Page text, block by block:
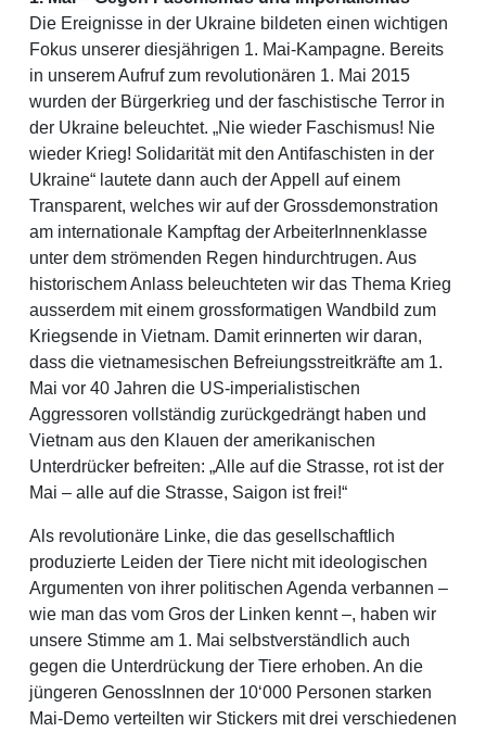
Die Ereignisse in der Ukraine bildeten einen wichtigen
Fokus unserer diesjährigen 1. Mai-Kampagne. Bereits
in unserem Aufruf zum revolutionären 1. Mai 2015
wurden der Bürgerkrieg und der faschistische Terror in
der Ukraine beleuchtet. „Nie wieder Faschismus! Nie
wieder Krieg! Solidarität mit den Antifaschisten in der
Ukraine“ lautete dann auch der Appell auf einem
Transparent, welches wir auf der Grossdemonstration
am internationale Kampftag der ArbeiterInnenklasse
unter dem strömenden Regen hindurchtrugen. Aus
historischem Anlass beleuchteten wir das Thema Krieg
ausserdem mit einem grossformatigen Wandbild zum
Kriegsende in Vietnam. Damit erinnerten wir daran,
dass die vietnamesischen Befreiungsstreitkräfte am 1.
Mai vor 40 Jahren die US-imperialistischen
Aggressoren vollständig zurückgedrängt haben und
Vietnam aus den Klauen der amerikanischen
Unterdrücker befreiten: „Alle auf die Strasse, rot ist der
Mai – alle auf die Strasse, Saigon ist frei!“
Als revolutionäre Linke, die das gesellschaftlich
produzierte Leiden der Tiere nicht mit ideologischen
Argumenten von ihrer politischen Agenda verbannen –
wie man das vom Gros der Linken kennt –, haben wir
unsere Stimme am 1. Mai selbstverständlich auch
gegen die Unterdrückung der Tiere erhoben. An die
jüngeren GenossInnen der 10‘000 Personen starken
Mai-Demo verteilten wir Stickers mit drei verschiedenen